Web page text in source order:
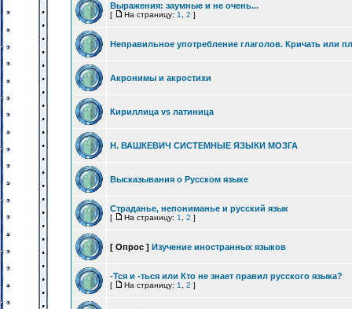
Выражения: заумные и не очень...
[ На страницу: 1 2 ]
Неправильное употребление глаголов. Кричать или
Акронимы и акростихи
Кириллица vs латиница
Н. ВАШКЕВИЧ СИСТЕМНЫЕ ЯЗЫКИ МОЗГА
Высказывания о Русском языке
Страданье, непониманье и русский язык
[ На страницу: 1 2 ]
[ Опрос ] Изучение иностранных языков
-Тся и -ться или Кто не знает правил русского языка?
[ На страницу: 1 2 ]